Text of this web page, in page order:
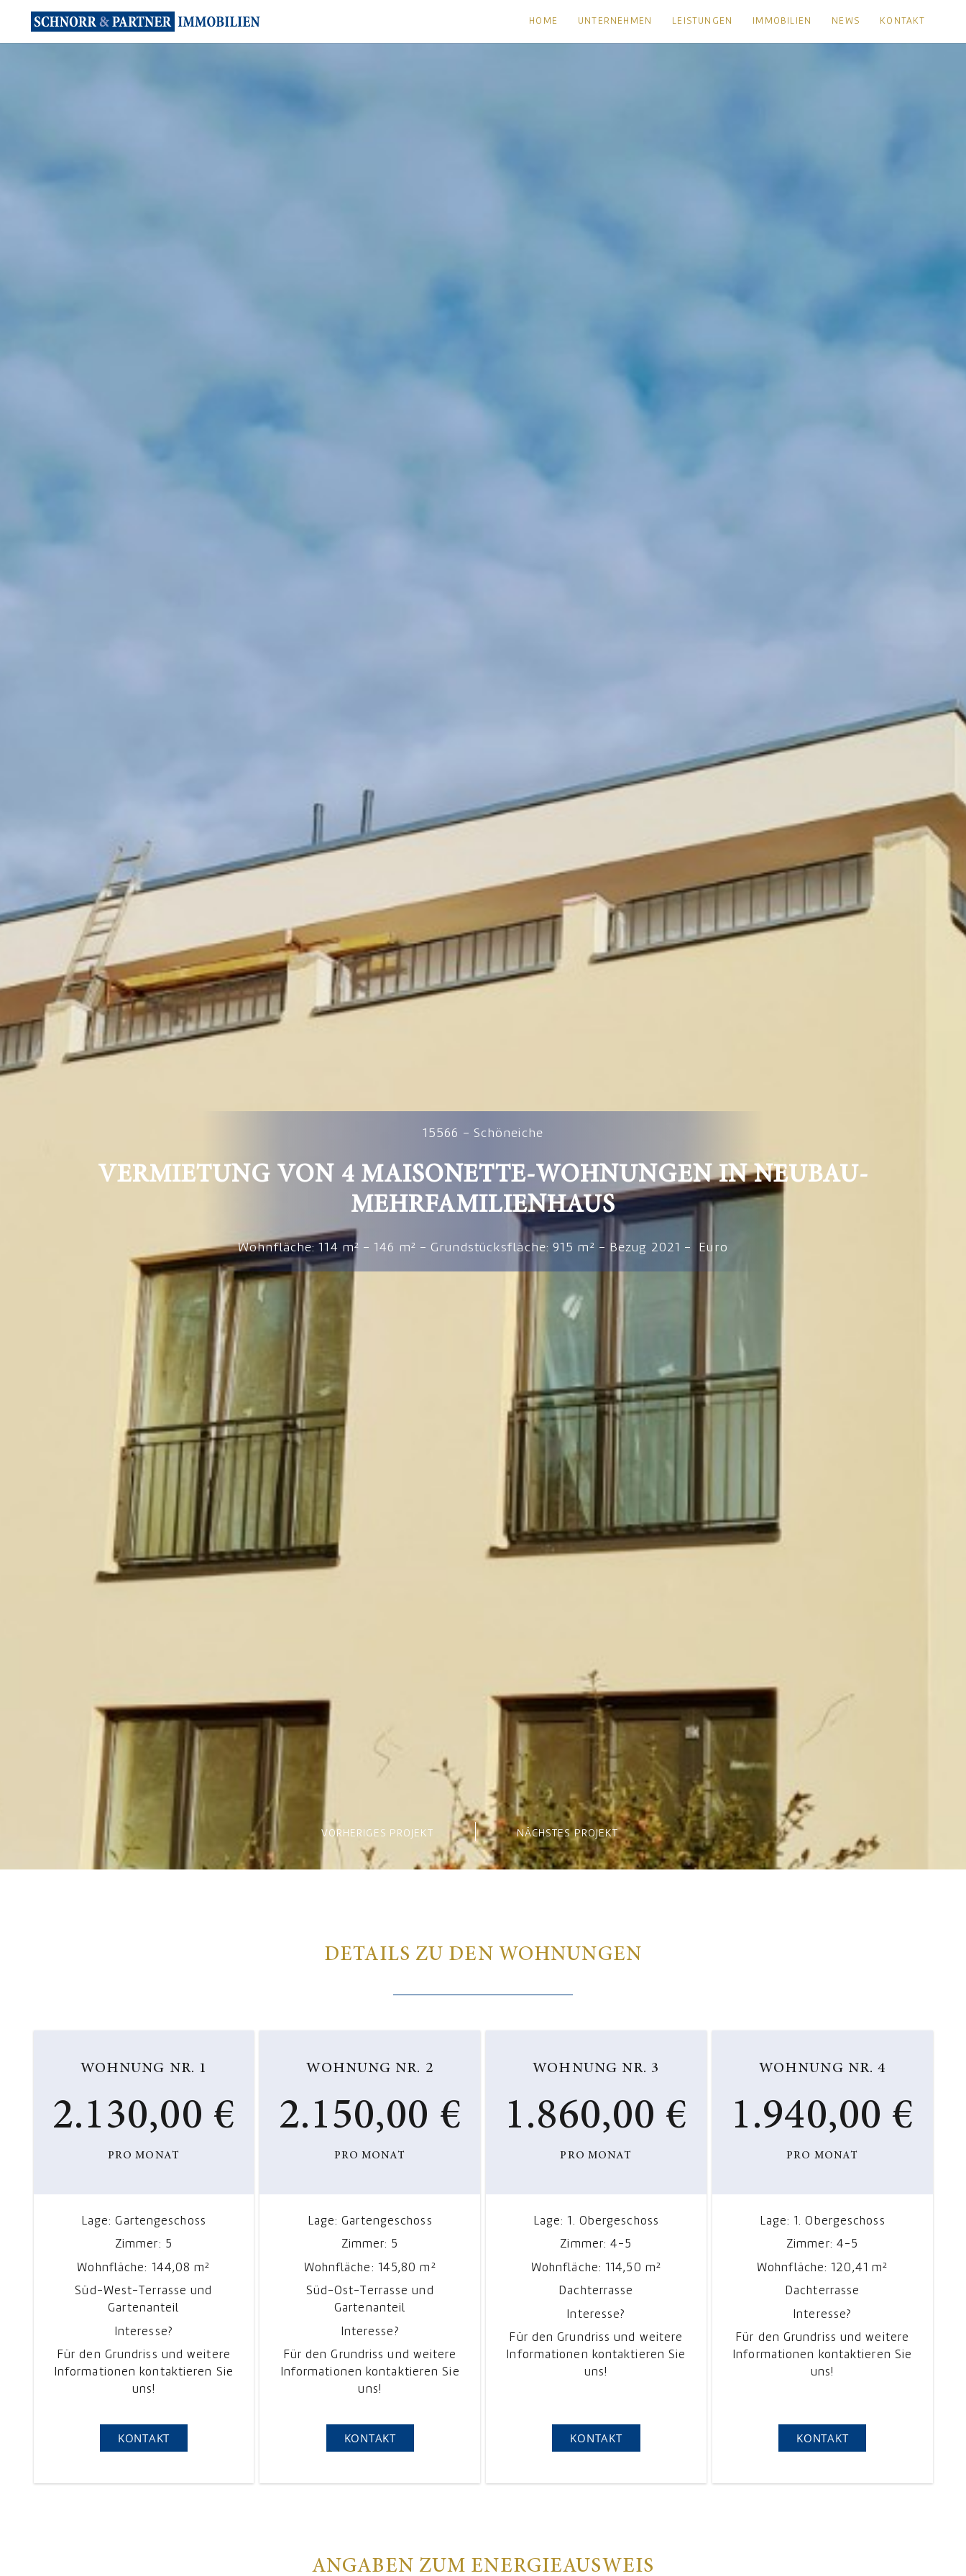
HOME UNTERNEHMEN LEISTUNGEN IMMOBILIEN NEWS KONTAKT
15566 – Schöneiche
VERMIETUNG VON 4 MAISONETTE-WOHNUNGEN IN NEUBAU-
MEHRFAMILIENHAUS
Wohnfläche: 114 m² – 146 m² – Grundstücksfläche: 915 m² – Bezug 2021 – Euro
VORHERIGES PROJEKT NÄCHSTES PROJEKT
DETAILS ZU DEN WOHNUNGEN
WOHNUNG NR. 1
2.130,00 €
PRO MONAT
Lage: Gartengeschoss
Zimmer: 5
Wohnfläche: 144,08 m²
Süd-West-Terrasse und
Gartenanteil
Interesse?
Für den Grundriss und weitere
Informationen kontaktieren Sie
uns!
KONTAKT
WOHNUNG NR. 2
2.150,00 €
PRO MONAT
Lage: Gartengeschoss
Zimmer: 5
Wohnfläche: 145,80 m²
Süd-Ost-Terrasse und
Gartenanteil
Interesse?
Für den Grundriss und weitere
Informationen kontaktieren Sie
uns!
KONTAKT
WOHNUNG NR. 3
1.860,00 €
PRO MONAT
Lage: 1. Obergeschoss
Zimmer: 4-5
Wohnfläche: 114,50 m²
Dachterrasse
Interesse?
Für den Grundriss und weitere
Informationen kontaktieren Sie
uns!
KONTAKT
WOHNUNG NR. 4
1.940,00 €
PRO MONAT
Lage: 1. Obergeschoss
Zimmer: 4-5
Wohnfläche: 120,41 m²
Dachterrasse
Interesse?
Für den Grundriss und weitere
Informationen kontaktieren Sie
uns!
KONTAKT
ANGABEN ZUM ENERGIEAUSWEIS